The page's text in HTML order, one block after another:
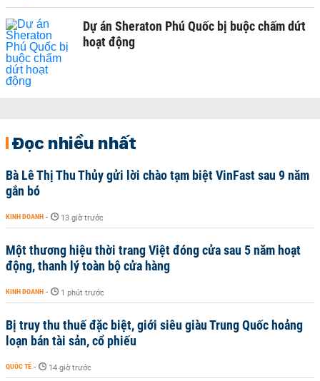
Dự án Sheraton Phú Quốc bị buộc chấm dứt
hoạt động
Đọc nhiều nhất
Bà Lê Thị Thu Thủy gửi lời chào tạm biệt VinFast sau 9 năm
gắn bó
KINH DOANH - 13 giờ trước
Một thương hiệu thời trang Việt đóng cửa sau 5 năm hoạt
động, thanh lý toàn bộ cửa hàng
KINH DOANH - 1 phút trước
Bị truy thu thuế đặc biệt, giới siêu giàu Trung Quốc hoảng
loạn bán tài sản, cổ phiếu
QUỐC TẾ - 14 giờ trước